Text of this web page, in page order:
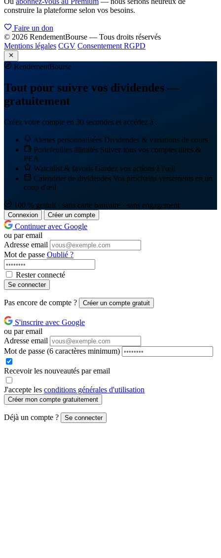
construire la plateforme selon vos besoins.
Faire un don
© 2026 RendementBourse — Tous droits réservés
Mentions légales CGV Consentement RGPD
RendementBourse
Tout pour suivre vos dividendes —
gratuitement
Créez votre compte en 30 secondes et accédez à :
Alertes personnalisées Dividendes & variations de cours
Portefeuilles illimités Suivez tous vos comptes titres &
PEA
Watchlist & favoris Gardez vos actions à l'œil
Calendrier de dividendes Vos prochains versements en un
coup d'œil
100 % gratuit · sans carte bancaire · sans engagement
Connexion Créer un compte
Continuer avec Google
ou par email
Adresse email
Mot de passe Oublié ?
Rester connecté
Se connecter
Pas encore de compte ? Créer un compte gratuit
S'inscrire avec Google
ou par email
Adresse email
Mot de passe (6 caractères minimum)
Recevoir les nouveautés par email
J'accepte les conditions générales d'utilisation
Créer mon compte gratuitement
Déjà un compte ? Se connecter